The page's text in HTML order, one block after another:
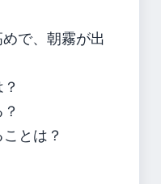
で、朝霧が出
とは？